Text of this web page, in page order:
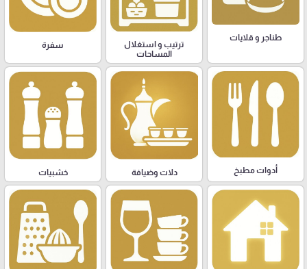
طناجر و قلايات
ترتيب و استغلال
المساحات
سفرة
أدوات مطبخ دلات وضيافة خشبيات